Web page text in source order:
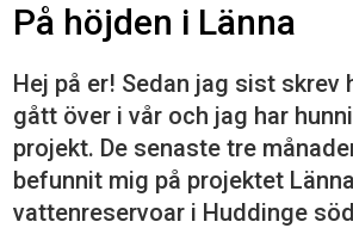
På höjden i Länna
Hej på er! Sedan jag sist skrev
gått över i vår och jag har
projekt. De senaste tre
befunnit mig på projektet Länna
vattenreservoar i Huddinge